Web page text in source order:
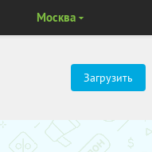
Загрузить
Москва